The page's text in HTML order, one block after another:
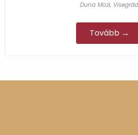
Duna Mozi, Visegrád
Tovább →